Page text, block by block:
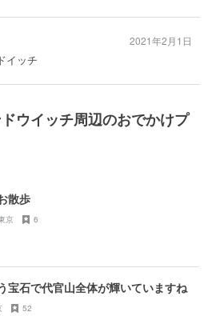
イッチ
2021年2月1日
ウイッチ周辺のおでかけプ
散歩
京 6
宝石で代官山全体が輝いていますね
52